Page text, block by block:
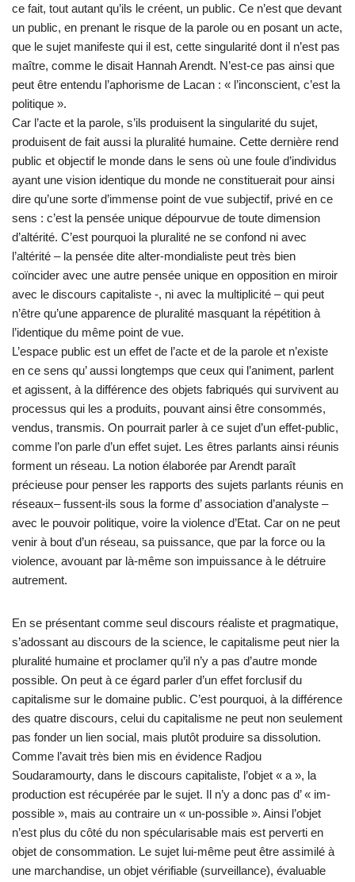
ce fait, tout autant qu’ils le créent, un public. Ce n’est que devant
un public, en prenant le risque de la parole ou en posant un acte,
que le sujet manifeste qui il est, cette singularité dont il n’est pas
maître, comme le disait Hannah Arendt. N’est-ce pas ainsi que
peut être entendu l’aphorisme de Lacan : « l’inconscient, c’est la
politique ».
Car l’acte et la parole, s’ils produisent la singularité du sujet,
produisent de fait aussi la pluralité humaine. Cette dernière rend
public et objectif le monde dans le sens où une foule d’individus
ayant une vision identique du monde ne constituerait pour ainsi
dire qu’une sorte d’immense point de vue subjectif, privé en ce
sens : c’est la pensée unique dépourvue de toute dimension
d’altérité. C’est pourquoi la pluralité ne se confond ni avec
l’altérité – la pensée dite alter-mondialiste peut très bien
coïncider avec une autre pensée unique en opposition en miroir
avec le discours capitaliste -, ni avec la multiplicité – qui peut
n’être qu’une apparence de pluralité masquant la répétition à
l’identique du même point de vue.
L’espace public est un effet de l’acte et de la parole et n’existe
en ce sens qu’ aussi longtemps que ceux qui l’animent, parlent
et agissent, à la différence des objets fabriqués qui survivent au
processus qui les a produits, pouvant ainsi être consommés,
vendus, transmis. On pourrait parler à ce sujet d’un effet-public,
comme l’on parle d’un effet sujet. Les êtres parlants ainsi réunis
forment un réseau. La notion élaborée par Arendt paraît
précieuse pour penser les rapports des sujets parlants réunis en
réseaux– fussent-ils sous la forme d’ association d’analyste –
avec le pouvoir politique, voire la violence d’Etat. Car on ne peut
venir à bout d’un réseau, sa puissance, que par la force ou la
violence, avouant par là-même son impuissance à le détruire
autrement.
En se présentant comme seul discours réaliste et pragmatique,
s’adossant au discours de la science, le capitalisme peut nier la
pluralité humaine et proclamer qu’il n’y a pas d’autre monde
possible. On peut à ce égard parler d’un effet forclusif du
capitalisme sur le domaine public. C’est pourquoi, à la différence
des quatre discours, celui du capitalisme ne peut non seulement
pas fonder un lien social, mais plutôt produire sa dissolution.
Comme l’avait très bien mis en évidence Radjou
Soudaramourty, dans le discours capitaliste, l’objet « a », la
production est récupérée par le sujet. Il n’y a donc pas d’ « im-
possible », mais au contraire un « un-possible ». Ainsi l’objet
n’est plus du côté du non spécularisable mais est perverti en
objet de consommation. Le sujet lui-même peut être assimilé à
une marchandise, un objet vérifiable (surveillance), évaluable